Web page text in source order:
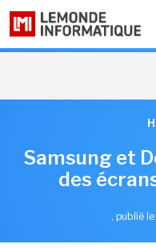
Samsung et
des
, publié